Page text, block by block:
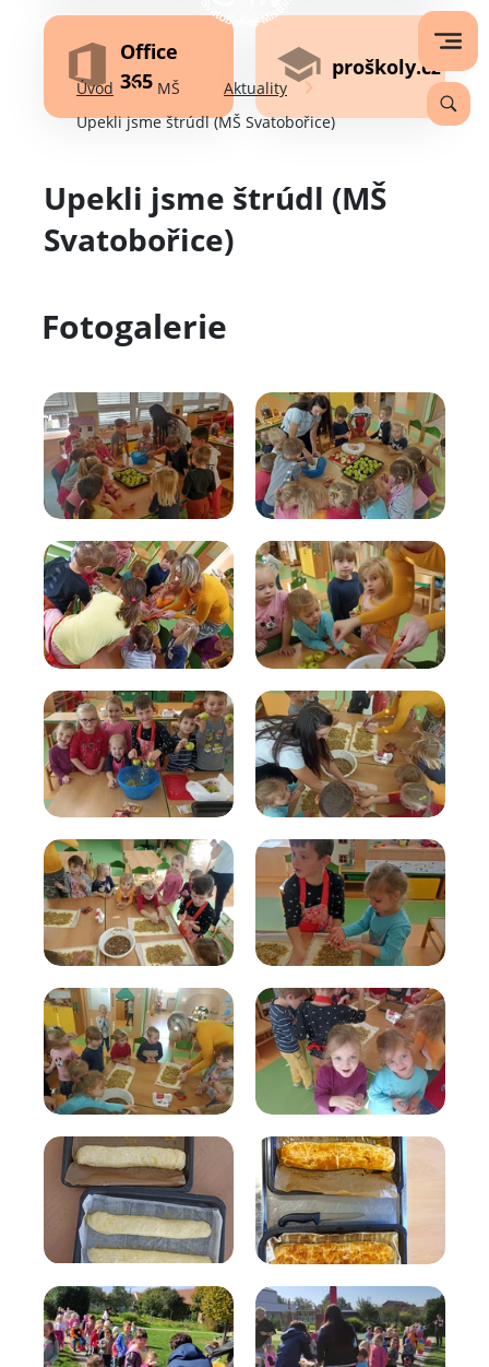
Office
365
proškoly.cz
Úvod MŠ
Aktuality
Upekli jsme štrúdl (MŠ Svatobořice)
Upekli jsme štrúdl (MŠ
Svatobořice)
Fotogalerie